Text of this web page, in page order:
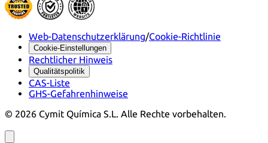
Web-Datenschutzerklärung/Cookie-Richtlinie
Cookie-Einstellungen
Rechtlicher Hinweis
Qualitätspolitik
CAS-Liste
GHS-Gefahrenhinweise
© 2026 Cymit Química S.L. Alle Rechte vorbehalten.